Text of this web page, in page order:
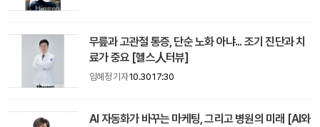
무릎과 고관절 통증, 단순 노화 아냐... 조기 진단과 치
료가 중요 [헬스人터뷰]
임혜정 기자10.30 17:30
AI 자동화가 바꾸는 마케팅, 그리고 병원의 미래 [AI와